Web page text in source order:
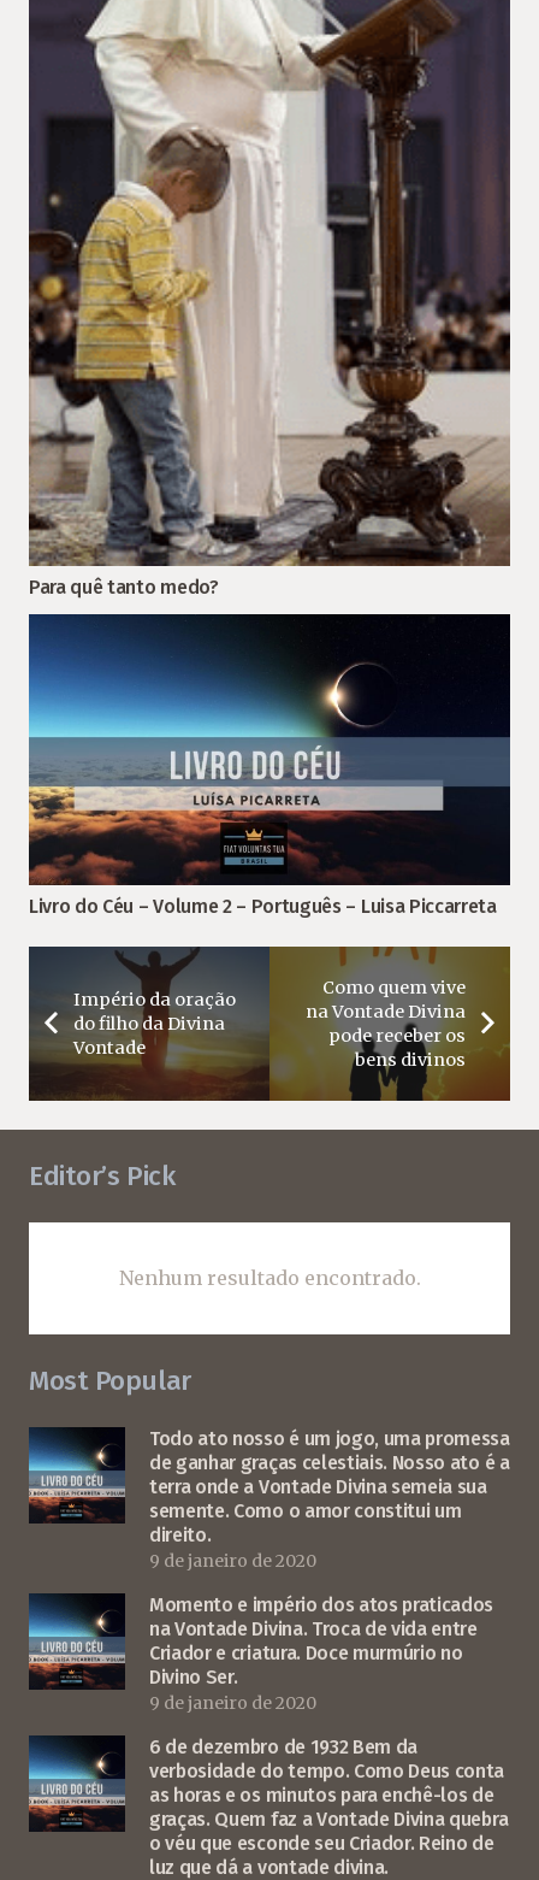
Para quê tanto medo?
Livro do Céu – Volume 2 – Português – Luisa Piccarreta
Império da oração
do filho da Divina
Vontade
Como quem vive
na Vontade Divina
pode receber os
bens divinos
Editor’s Pick
Nenhum resultado encontrado.
Most Popular
Todo ato nosso é um jogo, uma promessa
de ganhar graças celestiais. Nosso ato é a
terra onde a Vontade Divina semeia sua
semente. Como o amor constitui um
direito.
9 de janeiro de 2020
Momento e império dos atos praticados
na Vontade Divina. Troca de vida entre
Criador e criatura. Doce murmúrio no
Divino Ser.
9 de janeiro de 2020
6 de dezembro de 1932 Bem da
verbosidade do tempo. Como Deus conta
as horas e os minutos para enchê-los de
graças. Quem faz a Vontade Divina quebra
o véu que esconde seu Criador. Reino de
luz que dá a vontade divina.